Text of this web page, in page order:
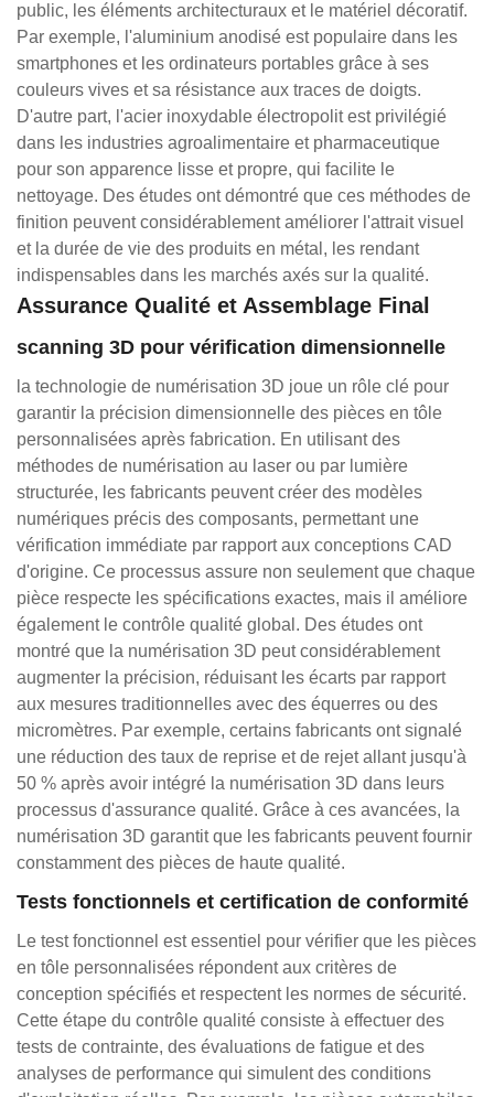
public, les éléments architecturaux et le matériel décoratif.
Par exemple, l'aluminium anodisé est populaire dans les
smartphones et les ordinateurs portables grâce à ses
couleurs vives et sa résistance aux traces de doigts.
D'autre part, l'acier inoxydable électropolit est privilégié
dans les industries agroalimentaire et pharmaceutique
pour son apparence lisse et propre, qui facilite le
nettoyage. Des études ont démontré que ces méthodes de
finition peuvent considérablement améliorer l'attrait visuel
et la durée de vie des produits en métal, les rendant
indispensables dans les marchés axés sur la qualité.
Assurance Qualité et Assemblage Final
scanning 3D pour vérification dimensionnelle
la technologie de numérisation 3D joue un rôle clé pour
garantir la précision dimensionnelle des pièces en tôle
personnalisées après fabrication. En utilisant des
méthodes de numérisation au laser ou par lumière
structurée, les fabricants peuvent créer des modèles
numériques précis des composants, permettant une
vérification immédiate par rapport aux conceptions CAD
d'origine. Ce processus assure non seulement que chaque
pièce respecte les spécifications exactes, mais il améliore
également le contrôle qualité global. Des études ont
montré que la numérisation 3D peut considérablement
augmenter la précision, réduisant les écarts par rapport
aux mesures traditionnelles avec des équerres ou des
micromètres. Par exemple, certains fabricants ont signalé
une réduction des taux de reprise et de rejet allant jusqu'à
50 % après avoir intégré la numérisation 3D dans leurs
processus d'assurance qualité. Grâce à ces avancées, la
numérisation 3D garantit que les fabricants peuvent fournir
constamment des pièces de haute qualité.
Tests fonctionnels et certification de conformité
Le test fonctionnel est essentiel pour vérifier que les pièces
en tôle personnalisées répondent aux critères de
conception spécifiés et respectent les normes de sécurité.
Cette étape du contrôle qualité consiste à effectuer des
tests de contrainte, des évaluations de fatigue et des
analyses de performance qui simulent des conditions